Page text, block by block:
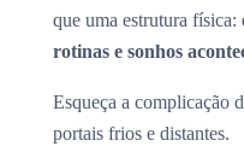
que uma estrutura física:
rotinas e sonhos
Esqueça a complicação
portais frios e distantes.